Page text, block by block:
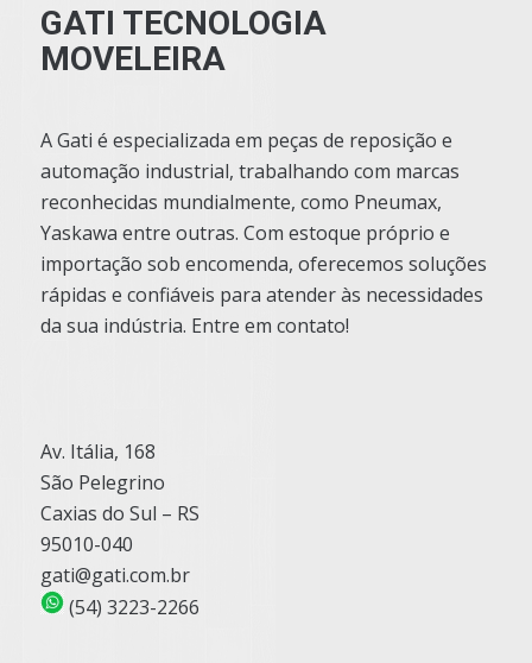
GATI TECNOLOGIA
MOVELEIRA
A Gati é especializada em peças de reposição e
automação industrial, trabalhando com marcas
reconhecidas mundialmente, como Pneumax,
Yaskawa entre outras. Com estoque próprio e
importação sob encomenda, oferecemos soluções
rápidas e confiáveis para atender às necessidades
da sua indústria. Entre em contato!
Av. Itália, 168
São Pelegrino
Caxias do Sul – RS
95010-040
gati@gati.com.br
(54) 3223-2266